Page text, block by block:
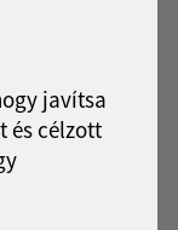
javítsa
és célzott